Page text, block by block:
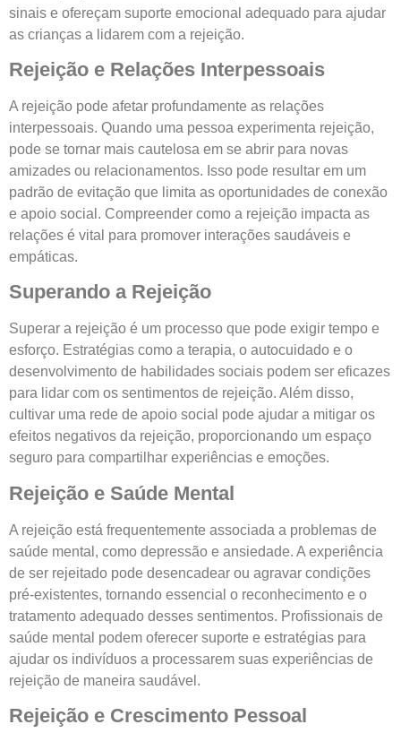
sinais e ofereçam suporte emocional adequado para ajudar
as crianças a lidarem com a rejeição.
Rejeição e Relações Interpessoais
A rejeição pode afetar profundamente as relações
interpessoais. Quando uma pessoa experimenta rejeição,
pode se tornar mais cautelosa em se abrir para novas
amizades ou relacionamentos. Isso pode resultar em um
padrão de evitação que limita as oportunidades de conexão
e apoio social. Compreender como a rejeição impacta as
relações é vital para promover interações saudáveis e
empáticas.
Superando a Rejeição
Superar a rejeição é um processo que pode exigir tempo e
esforço. Estratégias como a terapia, o autocuidado e o
desenvolvimento de habilidades sociais podem ser eficazes
para lidar com os sentimentos de rejeição. Além disso,
cultivar uma rede de apoio social pode ajudar a mitigar os
efeitos negativos da rejeição, proporcionando um espaço
seguro para compartilhar experiências e emoções.
Rejeição e Saúde Mental
A rejeição está frequentemente associada a problemas de
saúde mental, como depressão e ansiedade. A experiência
de ser rejeitado pode desencadear ou agravar condições
pré-existentes, tornando essencial o reconhecimento e o
tratamento adequado desses sentimentos. Profissionais de
saúde mental podem oferecer suporte e estratégias para
ajudar os indivíduos a processarem suas experiências de
rejeição de maneira saudável.
Rejeição e Crescimento Pessoal